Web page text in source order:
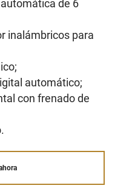
de 6
inalámbricos para
automático;
con frenado de